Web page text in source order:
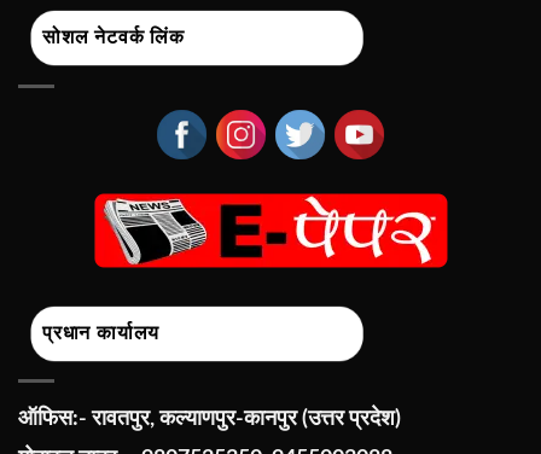
सोशल नेटवर्क लिंक
प्रधान कार्यालय
ऑफिस:- रावतपुर, कल्याणपुर-कानपुर (उत्तर प्रदेश)